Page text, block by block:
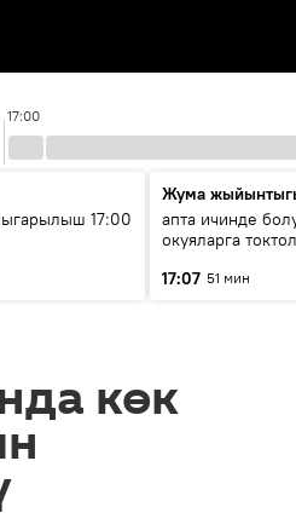
17:00
17:00
Жума
апта ичинде
окуяларга
17:07 51 мин
көк